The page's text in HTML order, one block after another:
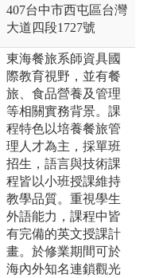
407台中市西屯區台灣
大道四段1727號
東海餐旅系師資具國
際教育視野，並有餐
旅、食品營養及管理
等相關實務背景。課
程特色以培養餐旅管
理人才為主，採單班
招生，語言與技術課
程皆以小班授課維持
教學品質。重視學生
外語能力，課程中皆
有完備的英文授課計
畫。於修業期間可於
海內外知名連鎖觀光